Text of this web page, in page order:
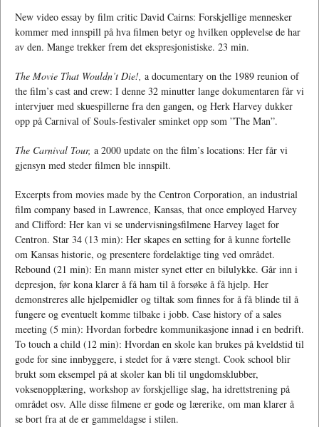
New video essay by film critic David Cairns: Forskjellige mennesker
kommer med innspill på hva filmen betyr og hvilken opplevelse de har
av den. Mange trekker frem det ekspresjonistiske. 23 min.
The Movie That Wouldn’t Die!, a documentary on the 1989 reunion of
the film’s cast and crew: I denne 32 minutter lange dokumentaren får vi
intervjuer med skuespillerne fra den gangen, og Herk Harvey dukker
opp på Carnival of Souls-festivaler sminket opp som ”The Man”.
The Carnival Tour, a 2000 update on the film’s locations: Her får vi
gjensyn med steder filmen ble innspilt.
Excerpts from movies made by the Centron Corporation, an industrial
film company based in Lawrence, Kansas, that once employed Harvey
and Clifford: Her kan vi se undervisningsfilmene Harvey laget for
Centron. Star 34 (13 min): Her skapes en setting for å kunne fortelle
om Kansas historie, og presentere fordelaktige ting ved området.
Rebound (21 min): En mann mister synet etter en bilulykke. Går inn i
depresjon, før kona klarer å få ham til å forsøke å få hjelp. Her
demonstreres alle hjelpemidler og tiltak som finnes for å få blinde til å
fungere og eventuelt komme tilbake i jobb. Case history of a sales
meeting (5 min): Hvordan forbedre kommunikasjone innad i en bedrift.
To touch a child (12 min): Hvordan en skole kan brukes på kveldstid til
gode for sine innbyggere, i stedet for å være stengt. Cook school blir
brukt som eksempel på at skoler kan bli til ungdomsklubber,
voksenopplæring, workshop av forskjellige slag, ha idrettstrening på
området osv. Alle disse filmene er gode og lærerike, om man klarer å
se bort fra at de er gammeldagse i stilen.